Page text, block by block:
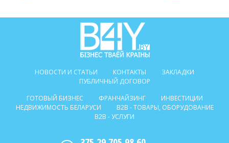
НОВОСТИ И СТАТЬИ КОНТАКТЫ
ЗАКЛАДКИ
ПУБЛИЧНЫЙ ДОГОВОР
ГОТОВЫЙ БИЗНЕС
ФРАНЧАЙЗИНГ
ИНВЕСТИЦИИ
НЕДВИЖИМОСТЬ БЕЛАРУСИ
B2B - ТОВАРЫ, ОБОРУДОВАНИЕ
B2B - УСЛУГИ